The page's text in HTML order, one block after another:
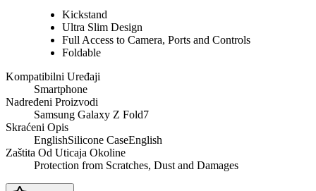
Kickstand
Ultra Slim Design
Full Access to Camera, Ports and Controls
Foldable
Kompatibilni Uređaji
Smartphone
Nadređeni Proizvodi
Samsung Galaxy Z Fold7
Skraćeni Opis
EnglishSilicone CaseEnglish
Zaštita Od Uticaja Okoline
Protection from Scratches, Dust and Damages